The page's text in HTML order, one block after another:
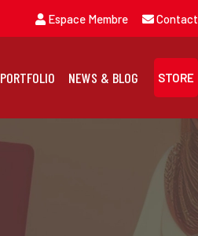
Espace Membre Contact
PORTFOLIO NEWS & BLOG STORE